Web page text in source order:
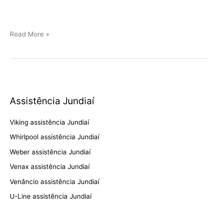
Viking
Read More »
Assistência Jundiaí
Viking assistência Jundiaí
Whirlpool assistência Jundiaí
Weber assistência Jundiaí
Venax assistência Jundiaí
Venâncio assistência Jundiaí
U-Line assistência Jundiaí